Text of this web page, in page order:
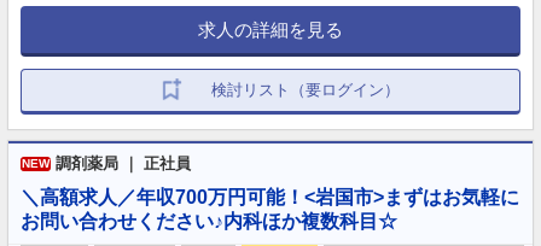
求人の詳細を見る
検討リスト（要ログイン）
NEW 調剤薬局 ｜ 正社員
＼高額求人／年収700万円可能！<岩国市>まずはお気軽に
お問い合わせください♪内科ほか複数科目☆